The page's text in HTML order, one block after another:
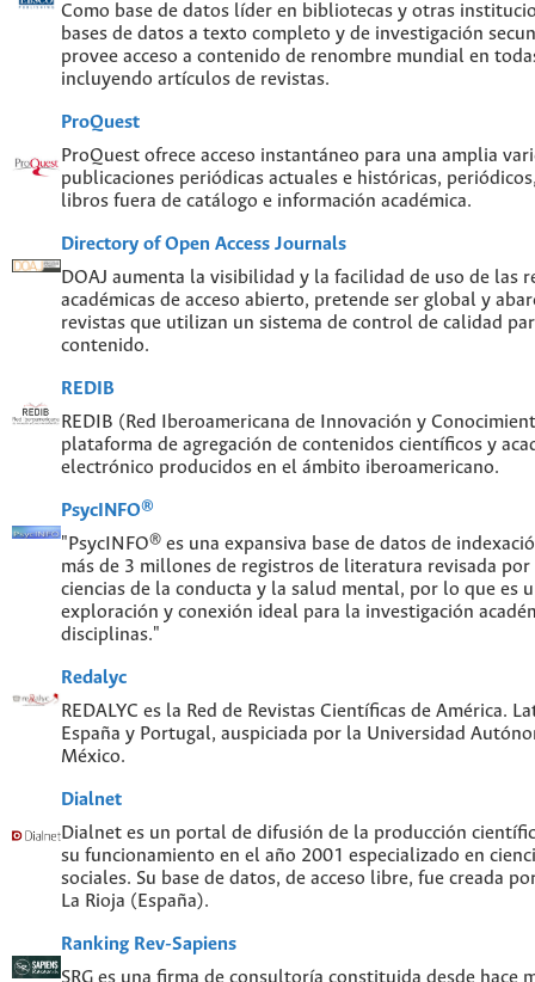
Como base de datos líder en bibliotecas y otras
bases de datos a texto completo y de investigación
provee acceso a contenido de renombre mundial en
incluyendo artículos de revistas.
ProQuest
ProQuest ofrece acceso instantáneo para una amplia
publicaciones periódicas actuales e históricas,
libros fuera de catálogo e información académica.
Directory of Open Access Journals
DOAJ aumenta la visibilidad y la facilidad de uso de las
académicas de acceso abierto, pretende ser global y
revistas que utilizan un sistema de control de calidad
contenido.
REDIB
REDIB (Red Iberoamericana de Innovación y
plataforma de agregación de contenidos científicos y
electrónico producidos en el ámbito iberoamericano.
PsycINFO®
"PsycINFO® es una expansiva base de datos de
más de 3 millones de registros de literatura revisada por
ciencias de la conducta y la salud mental, por lo que es
exploración y conexión ideal para la investigación
disciplinas."
Redalyc
REDALYC es la Red de Revistas Científicas de América.
España y Portugal, auspiciada por la Universidad
México.
Dialnet
Dialnet es un portal de difusión de la producción
su funcionamiento en el año 2001 especializado en
sociales. Su base de datos, de acceso libre, fue creada
La Rioja (España).
Ranking Rev-Sapiens